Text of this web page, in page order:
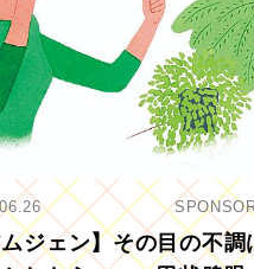
ジェン】その目の不調